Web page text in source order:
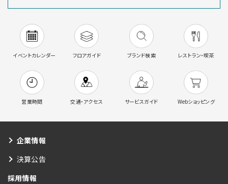
イベントカレンダー フロアガイド ブランド検索 レストラン・喫茶
営業時間 交通・アクセス サービスガイド Webショッピング
企業情報
決算公告
採用情報